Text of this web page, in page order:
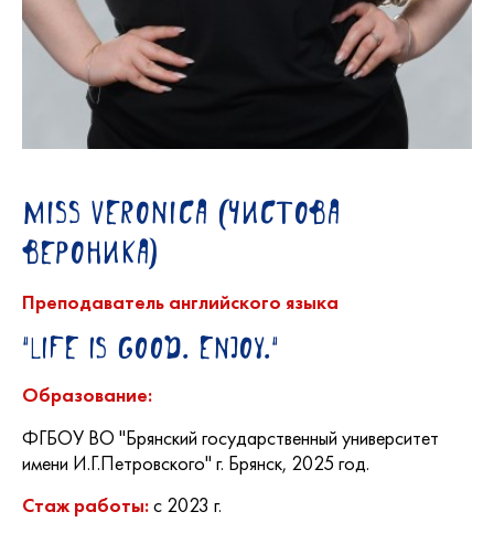
Miss Veronica (Чистова
Вероника)
Преподаватель английского языка
"Life is good. Enjoy."
Образование:
ФГБОУ ВО "Брянский государственный университет
имени И.Г.Петровского" г. Брянск, 2025 год.
Стаж работы:с 2023 г.